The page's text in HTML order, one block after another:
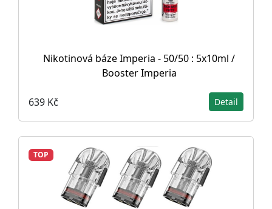
Nikotinová báze Imperia - 50/50 : 5x10ml /
Booster Imperia
639 Kč Detail
TOP